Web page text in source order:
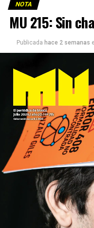
NOTA
MU 215: Sin
Publicada hace 2 semanas